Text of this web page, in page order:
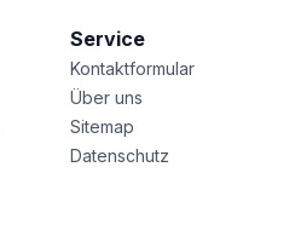
Service
Kontaktformular
Über uns
Sitemap
Datenschutz